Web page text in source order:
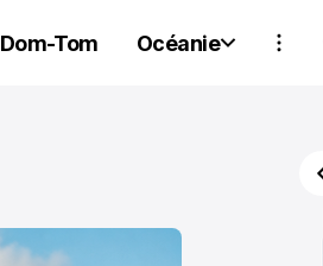
Dom-Tom Océanie